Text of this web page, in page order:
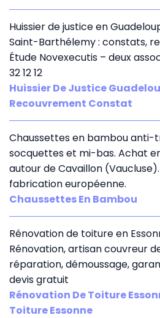
Huissier de justice en
Saint-Barthélemy : constats,
Étude Novexecutis – deux
32 12 12
Huissier De Justice
Recouvrement Constat
Chaussettes en bambou anti-
socquettes et mi-bas. Achat
autour de Cavaillon
fabrication européenne.
Chaussettes En Bambou
Rénovation de toiture en
Rénovation, artisan couvreur
réparation, démoussage,
devis gratuit
Rénovation De Toiture
Toiture Essonne